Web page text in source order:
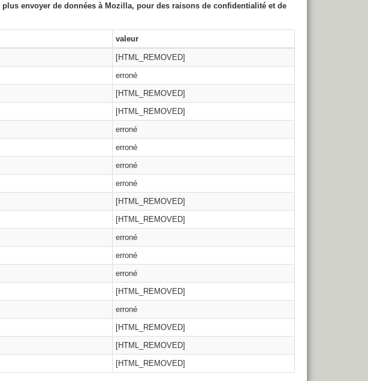
envoyer de données à Mozilla, pour des raisons de confidentialité et de
valeur
[HTML_REMOVED]
erroné
[HTML_REMOVED]
[HTML_REMOVED]
erroné
erroné
erroné
erroné
[HTML_REMOVED]
[HTML_REMOVED]
erroné
erroné
erroné
[HTML_REMOVED]
erroné
[HTML_REMOVED]
[HTML_REMOVED]
[HTML_REMOVED]